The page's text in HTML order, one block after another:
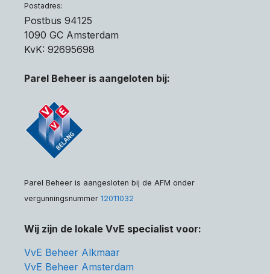
Postadres:
Postbus 94125
1090 GC Amsterdam
KvK: 92695698
Parel Beheer is aangeloten bij:
Parel Beheer is aangesloten bij de AFM onder
vergunningsnummer 12011032
Wij zijn de lokale VvE specialist voor:
VvE Beheer Alkmaar
VvE Beheer Amsterdam